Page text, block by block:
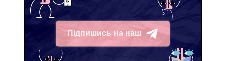
Підпишись на наш
Telegram